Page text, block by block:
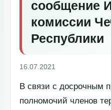
сообщение
комиссии
Республики
16.07.2021
В связи с досрочным
полномочий членов